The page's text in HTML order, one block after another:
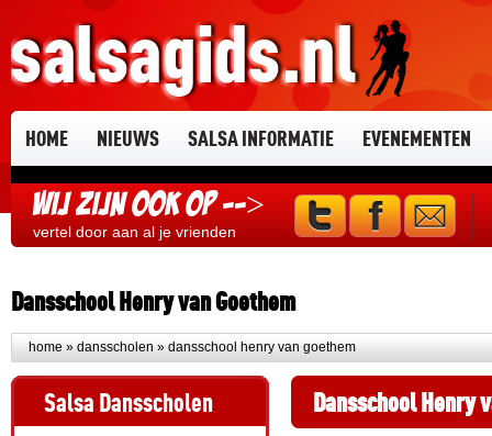
HOME NIEUWS SALSA INFORMATIE EVENEMENTEN
Wij zijn ook op -->
vertel door aan al je vrienden
Dansschool Henry van Goethem
home » dansscholen » dansschool henry van goethem
Salsa Dansscholen Dansschool Henry